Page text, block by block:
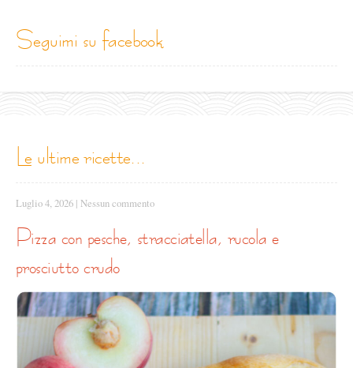
seguimi su facebook
le ultime ricette...
Luglio 4, 2026 | Nessun commento
pizza con pesche, stracciatella, rucola e
prosciutto crudo